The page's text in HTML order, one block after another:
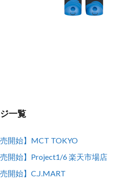
一覧
開始】MCT TOKYO
開始】Project1/6 楽天市場店
開始】C.J.MART